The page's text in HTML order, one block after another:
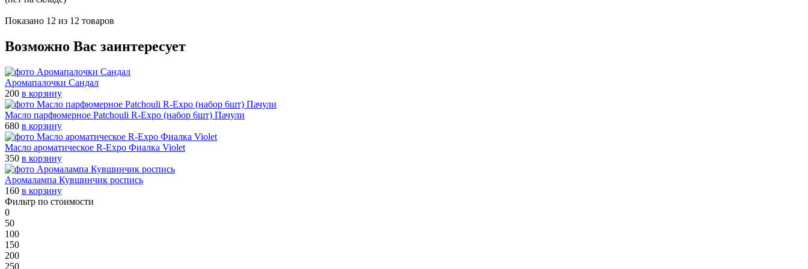
Показано 12 из 12 товаров
Возможно Вас заинтересует
Аромапалочки Сандал
200 в корзину
Масло парфюмерное Patchouli R-Expo (набор 6шт) Пачули
680 в корзину
Масло ароматическое R-Expo Фиалка Violet
350 в корзину
Аромалампа Кувшинчик роспись
160 в корзину
Фильтр по стоимости
0
50
100
150
200
250